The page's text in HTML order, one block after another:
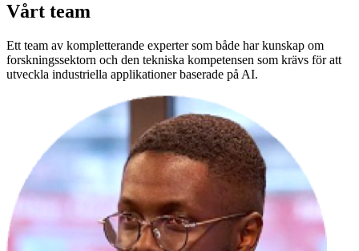
Vårt team
Ett team av kompletterande experter som både harkunskap om
forskningssektorn och den tekniska kompetensen som krävs för att
utveckla industriella applikationer baserade på AI.